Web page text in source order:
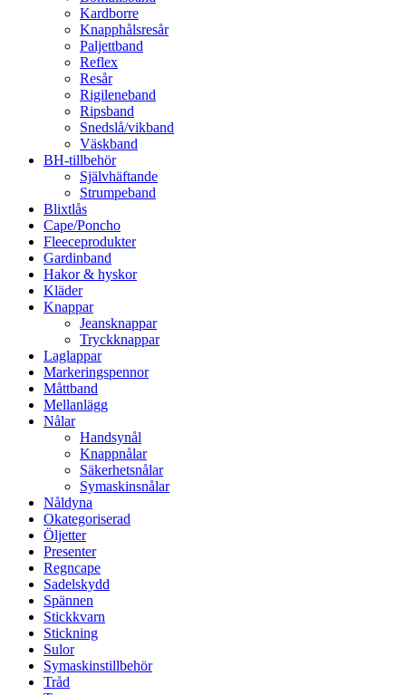
Kardborre
Knapphålsresår
Paljettband
Reflex
Resår
Rigileneband
Ripsband
Snedslå/vikband
Väskband
BH-tillbehör
Självhäftande
Strumpeband
Blixtlås
Cape/Poncho
Fleeceprodukter
Gardinband
Hakor & hyskor
Kläder
Knappar
Jeansknappar
Tryckknappar
Laglappar
Markeringspennor
Måttband
Mellanlägg
Nålar
Handsynål
Knappnålar
Säkerhetsnålar
Symaskinsnålar
Nåldyna
Okategoriserad
Öljetter
Presenter
Regncape
Sadelskydd
Spännen
Stickkvarn
Stickning
Sulor
Symaskinstillbehör
Tråd